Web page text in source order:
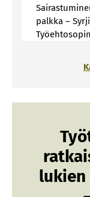
palkka –